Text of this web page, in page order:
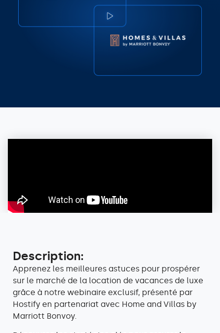
Description:
Apprenez les meilleures astuces pour prospérer
sur le marché de la location de vacances de luxe
grâce à notre webinaire exclusif, présenté par
Hostify en partenariat avec Home and Villas by
Marriott Bonvoy.